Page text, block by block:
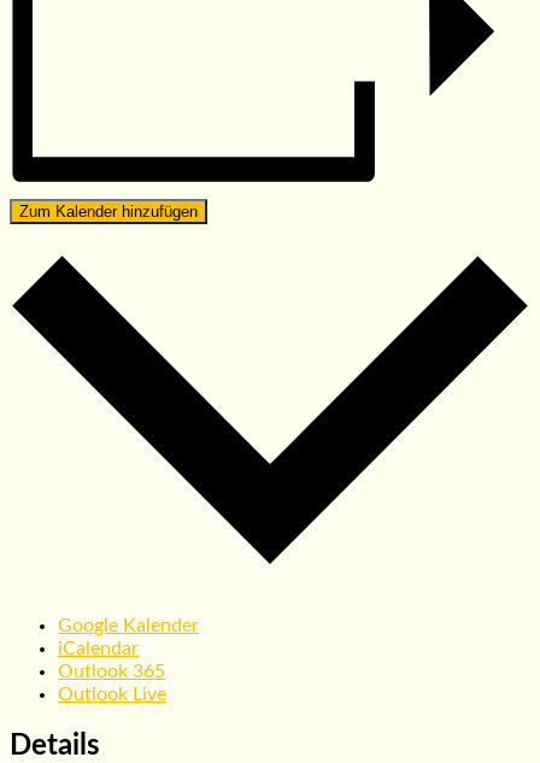
Zum Kalender hinzufügen
Google Kalender
iCalendar
Outlook 365
Outlook Live
Details